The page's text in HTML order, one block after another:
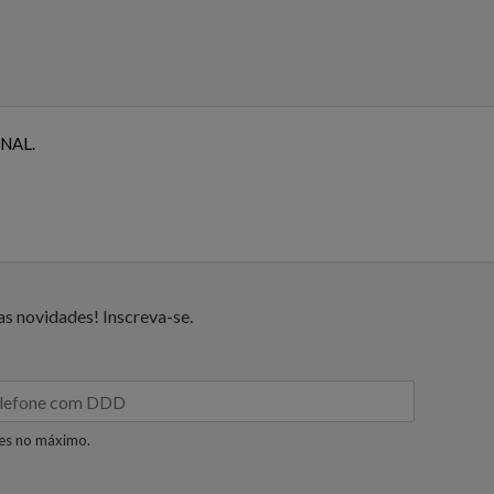
novidades! Inscreva-se.
no máximo.